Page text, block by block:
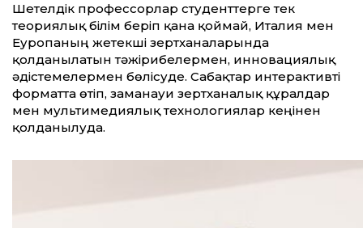
Шетелдік профессорлар студенттерге тек
теориялық білім беріп қана қоймай, Италия мен
Еуропаның жетекші зертханаларында
қолданылатын тәжірибелермен, инновациялық
әдістемелермен бөлісуде. Сабақтар интерактивті
форматта өтіп, заманауи зертханалық құралдар
мен мультимедиялық технологиялар кеңінен
қолданылуда.